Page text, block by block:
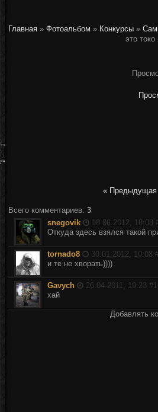
Главная » Фотоальбом » Конкурсы »
это
« Предыдущая
Всего комментариев: 3
snegovik
18.06.2012, 18:08
Откуда здесь взялся такой
tornado8 30.01.2012, 10:08
и те не хворать))))
Gavych 26.04.2011, 19:23 #1
хай
Добавлять